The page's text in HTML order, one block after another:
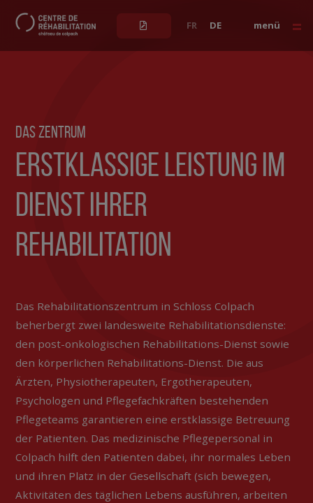
FR DE menü
DAS ZENTRUM
BEHANDLUNGEN
FAQ
Das Zentrum
Erstklassige Leistung im
Dienst Ihrer
Rehabilitation
Das Rehabilitationszentrum in Schloss Colpach
beherbergt zwei landesweite Rehabilitationsdienste:
den post-onkologischen Rehabilitations-Dienst sowie
den körperlichen Rehabilitations-Dienst. Die aus
Ärzten, Physiotherapeuten, Ergotherapeuten,
Psychologen und Pflegefachkräften bestehenden
Pflegeteams garantieren eine erstklassige Betreuung
der Patienten. Das medizinische Pflegepersonal in
Colpach hilft den Patienten dabei, ihr normales Leben
und ihren Platz in der Gesellschaft (sich bewegen,
Aktivitäten des täglichen Lebens ausführen, arbeiten